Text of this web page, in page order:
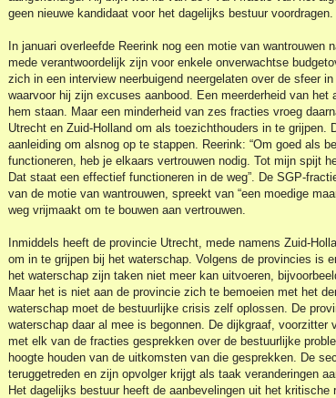
geen nieuwe kandidaat voor het dagelijks bestuur voordragen.
In januari overleefde Reerink nog een motie van wantrouwen
mede verantwoordelijk zijn voor enkele onverwachtse
zich in een interview neerbuigend neergelaten over de sfeer in
waarvoor hij zijn excuses aanbood. Een meerderheid van het
hem staan. Maar een minderheid van zes fracties vroeg
Utrecht en Zuid-Holland om als toezichthouders in te grijpen.
aanleiding om alsnog op te stappen. Reerink: “Om goed als
functioneren, heb je elkaars vertrouwen nodig. Tot mijn spijt
Dat staat een effectief functioneren in de weg”. De SGP-
van de motie van wantrouwen, spreekt van “een moedige
weg vrijmaakt om te bouwen aan vertrouwen.
Inmiddels heeft de provincie Utrecht, mede namens Zuid-
om in te grijpen bij het waterschap. Volgens de provincies is
het waterschap zijn taken niet meer kan uitvoeren,
Maar het is niet aan de provincie zich te bemoeien met het
waterschap moet de bestuurlijke crisis zelf oplossen. De
waterschap daar al mee is begonnen. De dijkgraaf, voorzitter
met elk van de fracties gesprekken over de bestuurlijke
hoogte houden van de uitkomsten van die gesprekken. De
teruggetreden en zijn opvolger krijgt als taak veranderingen
Het dagelijks bestuur heeft de aanbevelingen uit het kritische